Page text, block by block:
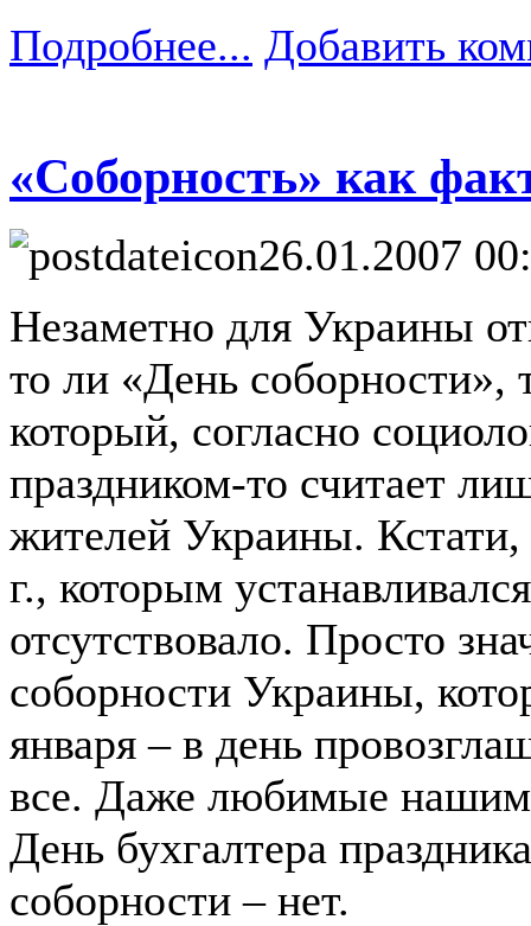
Подробнее... Добавить
«Соборность» как
26.01.2007
Незаметно для Украины
то ли «День соборности»,
который, согласно
праздником-то считает
жителей Украины. Кстати,
г., которым
отсутствовало. Просто
соборности Украины,
января – в день
все. Даже любимые нашим
День бухгалтера
соборности – нет.